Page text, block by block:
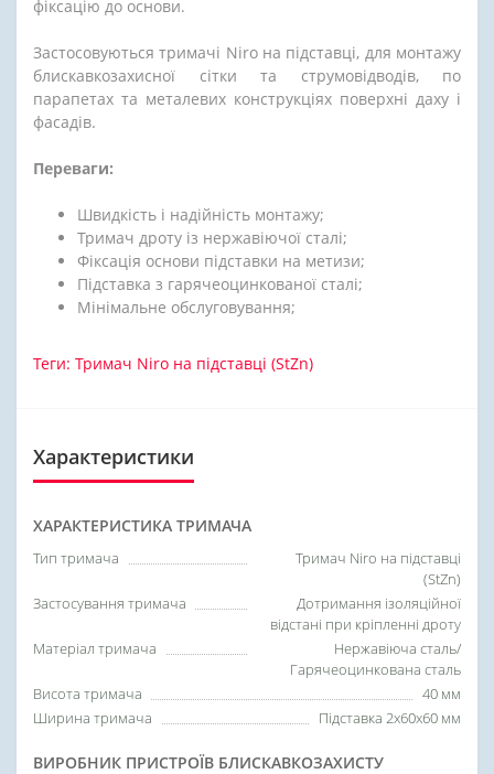
фіксацію до основи.
Застосовуються тримачі Niro на підставці, для монтажу
блискавкозахисної сітки та струмовідводів, по
парапетах та металевих конструкціях поверхні даху і
фасадів.
Переваги:
Швидкість і надійність монтажу;
Тримач дроту із нержавіючої сталі;
Фіксація основи підставки на метизи;
Підставка з гарячеоцинкованої сталі;
Мінімальне обслуговування;
Теги: Тримач Niro на підставці (StZn)
Характеристики
ХАРАКТЕРИСТИКА ТРИМАЧА
Тип тримача
Тримач Niro на підставці
(StZn)
Застосування тримача
Дотримання ізоляційної
відстані при кріпленні дроту
Матеріал тримача
Нержавіюча сталь/
Гарячеоцинкована сталь
Висота тримача
40 мм
Ширина тримача
Підставка 2х60х60 мм
ВИРОБНИК ПРИСТРОЇВ БЛИСКАВКОЗАХИСТУ